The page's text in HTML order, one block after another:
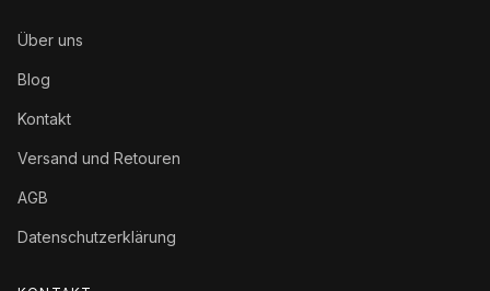
Über uns
Blog
Kontakt
Versand und Retouren
AGB
Datenschutzerklärung